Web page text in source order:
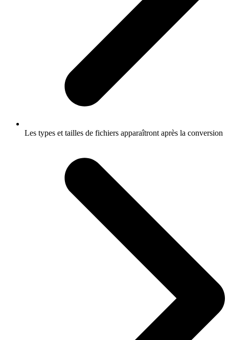
Les types et tailles de fichiers apparaîtront après la conversion